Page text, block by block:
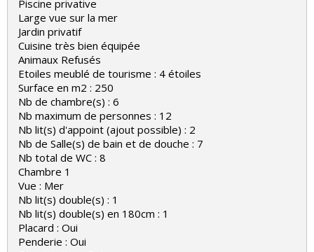
Piscine privative
Large vue sur la mer
Jardin privatif
Cuisine très bien équipée
Animaux Refusés
Etoiles meublé de tourisme : 4 étoiles
Surface en m2 : 250
Nb de chambre(s) : 6
Nb maximum de personnes : 12
Nb lit(s) d'appoint (ajout possible) : 2
Nb de Salle(s) de bain et de douche : 7
Nb total de WC : 8
Chambre 1
Vue : Mer
Nb lit(s) double(s) : 1
Nb lit(s) double(s) en 180cm : 1
Placard : Oui
Penderie : Oui